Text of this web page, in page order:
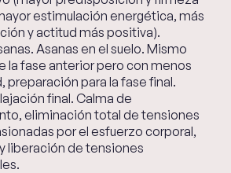
estimulación energética, más
y actitud más positiva).
Asanas en el suelo. Mismo
la fase anterior pero con menos
preparación para la fase final.
final. Calma de
eliminación total de tensiones
por el esfuerzo corporal,
liberación de tensiones